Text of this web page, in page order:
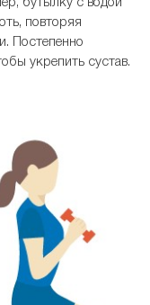
бутылку с водой
повторяя
Постепенно
укрепить сустав.